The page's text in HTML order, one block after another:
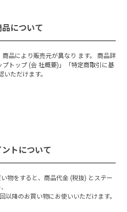
品について
品により販売元が異なり ます。 商品詳
トップ (会 社概要)」「特定商取引に基
ただけます。
ントについて
物をすると、商品代金 (税抜) とステー
以降のお買い物にお使いいただけます。